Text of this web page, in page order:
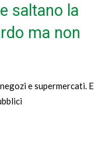
saltano la
ma non
e supermercati. E